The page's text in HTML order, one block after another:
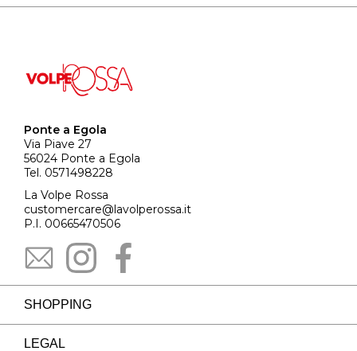
Ponte a Egola
Via Piave 27
56024 Ponte a Egola
Tel. 0571498228
La Volpe Rossa
customercare@lavolperossa.it
P.I. 00665470506
SHOPPING
LEGAL